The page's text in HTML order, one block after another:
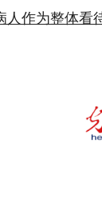
人作为整体看